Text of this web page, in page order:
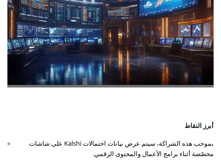
أبرز النقاط
بموجب هذه الشراكة، سيتم عرض بيانات احتمالات Kalshi على شاشات
مخصّصة أثناء برامج الأعمال والمحتوى الرقمي.